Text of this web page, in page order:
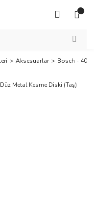
Aksesuarlar Bosch -